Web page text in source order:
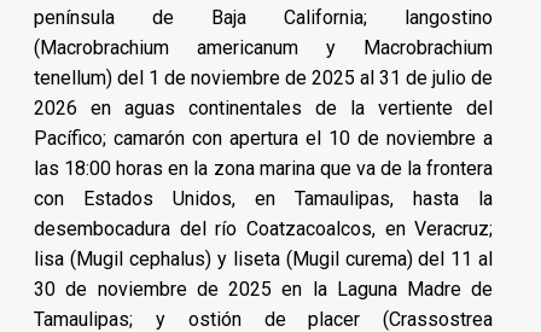
península de Baja California; langostino
(Macrobrachium americanum y Macrobrachium
tenellum) del 1 de noviembre de 2025 al 31 de julio de
2026 en aguas continentales de la vertiente del
Pacífico; camarón con apertura el 10 de noviembre a
las 18:00 horas en la zona marina que va de la frontera
con Estados Unidos, en Tamaulipas, hasta la
desembocadura del río Coatzacoalcos, en Veracruz;
lisa (Mugil cephalus) y liseta (Mugil curema) del 11 al
30 de noviembre de 2025 en la Laguna Madre de
Tamaulipas; y ostión de placer (Crassostrea